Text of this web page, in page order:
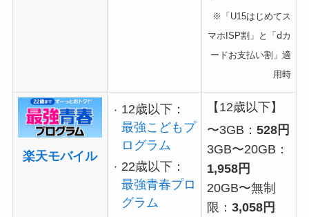
※「U15はじめてス
マホISP割」と「ⅾカ
ードお支払い割」適
用時
楽天モバイル
12歳以下：
最強こどもプ
ログラム
22歳以下：
最強青春プロ
グラム
【12歳以下】
〜3GB：528円
3GB〜20GB：
1,958円
20GB〜無制
限：3,058円